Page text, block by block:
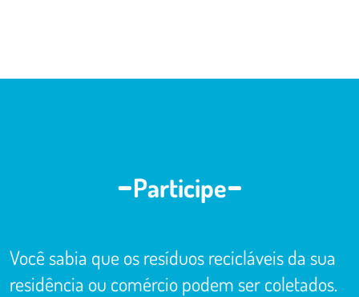
Participe
Você sabia que os resíduos recicláveis da sua
residência ou comércio podem ser coletados.